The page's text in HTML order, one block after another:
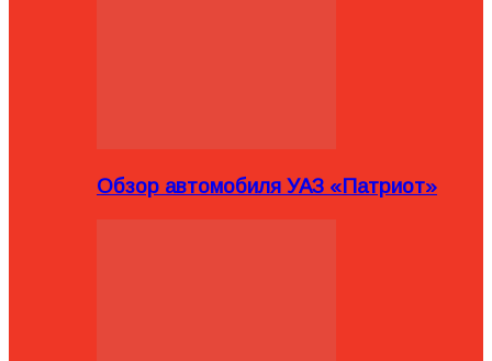
Обзор автомобиля УАЗ «Патриот»